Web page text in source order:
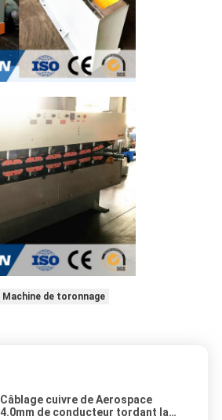
Machine de toronnage
Câblage cuivre de Aerospace
4.0mm de conducteur tordant la